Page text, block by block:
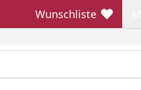
Wunschliste
Wunschliste